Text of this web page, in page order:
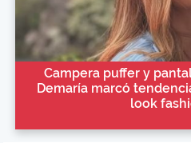
Campera puffer y
Demaría marcó
look